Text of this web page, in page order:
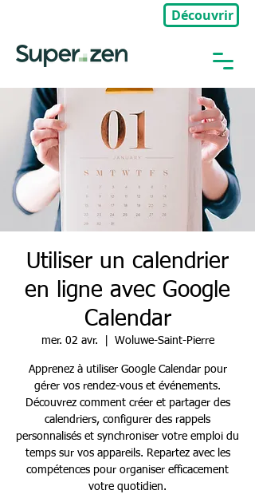
Découvrir
Utiliser un calendrier
en ligne avec Google
Calendar
mer. 02 avr. Woluwe-Saint-Pierre
Apprenez à utiliser Google Calendar pour
gérer vos rendez-vous et événements.
Découvrez comment créer et partager des
calendriers, configurer des rappels
personnalisés et synchroniser votre emploi du
temps sur vos appareils. Repartez avec les
compétences pour organiser efficacement
votre quotidien.